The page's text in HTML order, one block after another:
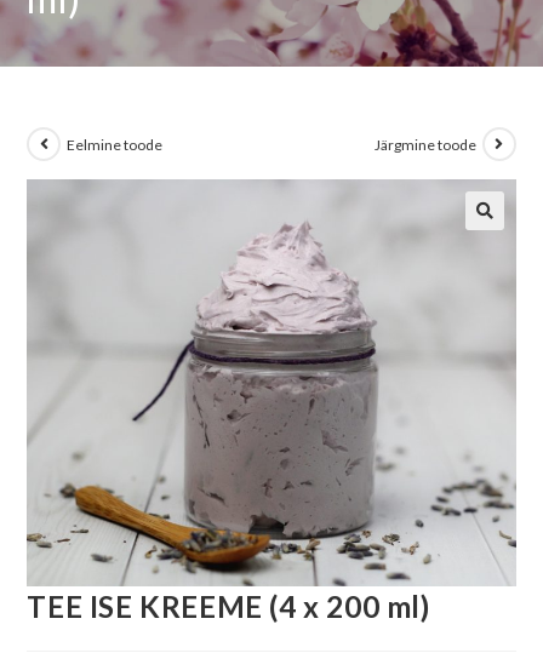
Eelmine toode Järgmine toode
TEE ISE KREEME (4 x 200 ml)